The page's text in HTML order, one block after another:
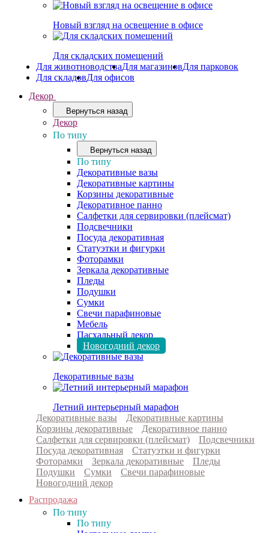
Новый взгляд на освещение в офисе
Для складских помещений
Для животноводстваДля магазиновДля парковок
Для складовДля офисов
Декор
Вернуться назад
Декор
По типу
Вернуться назад
По типу
Декоративные вазы
Декоративные картины
Корзины декоративные
Декоративное панно
Салфетки для сервировки (плейсмат)
Подсвечники
Посуда декоративная
Статуэтки и фигурки
Фоторамки
Зеркала декоративные
Пледы
Подушки
Сумки
Свечи парафиновые
Мебель
Пасхальный декор
Новогодний декор
Декоративные вазы
Летний интерьерный марафон
Декоративные вазы
Декоративные картины
Корзины декоративные
Декоративное панно
Салфетки для сервировки (плейсмат)
Подсвечники
Посуда декоративная
Статуэтки и фигурки
Фоторамки
Зеркала декоративные
Пледы
Подушки
Сумки
Свечи парафиновые
Новогодний декор
Распродажа
По типу
По типу